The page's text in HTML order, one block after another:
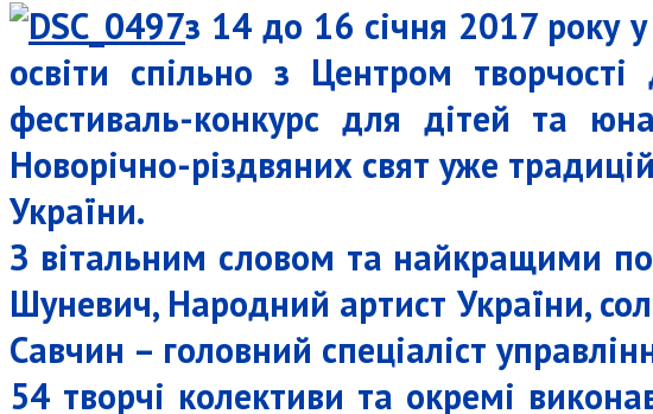
з 14 до 16 січня 2017 року
освіти спільно з Центром
фестиваль-конкурс для дітей та
Новорічно-різдвяних свят уже
України.
З вітальним словом та найкращими
Шуневич, Народний артист України,
Савчин – головний спеціаліст
54 творчі колективи та окремі